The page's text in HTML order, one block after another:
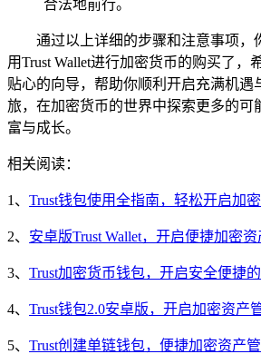
合法地前行。
通过以上详细的步骤和注意事项，
用Trust Wallet进行加密货币的购买了，
贴心的向导，帮助你顺利开启充满机遇
旅，在加密货币的世界中探索更多的可
富与成长。
相关阅读：
1、 Trust钱包使用全指南，轻松开启加
2、 安卓版Trust Wallet，开启便捷加密
3、 Trust加密货币钱包，开启安全便捷
4、 Trust钱包2.0安卓版，开启加密资产
5、 Trust创建单链钱包，便捷加密资产